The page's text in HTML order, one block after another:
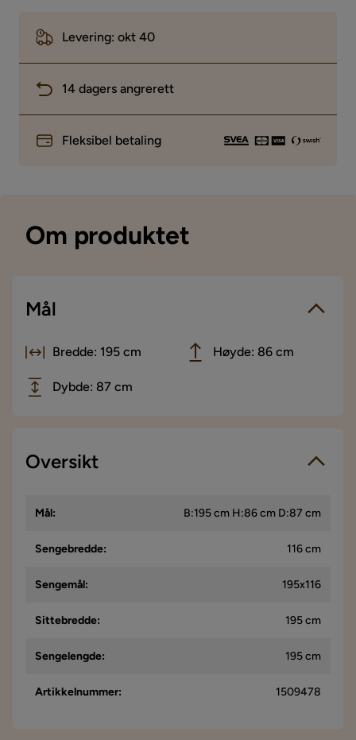
Levering: okt 40
14 dagers angrerett
Fleksibel betaling
Om produktet
Mål
Bredde: 195 cm Høyde: 86 cm
Dybde: 87 cm
Oversikt
Mål: B:195 cm H:86 cm D:87 cm
Sengebredde: 116 cm
Sengemål: 195x116
Sittebredde: 195 cm
Sengelengde: 195 cm
Artikkelnummer: 1509478